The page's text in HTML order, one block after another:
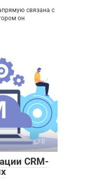
связана с
он
0
CRM-